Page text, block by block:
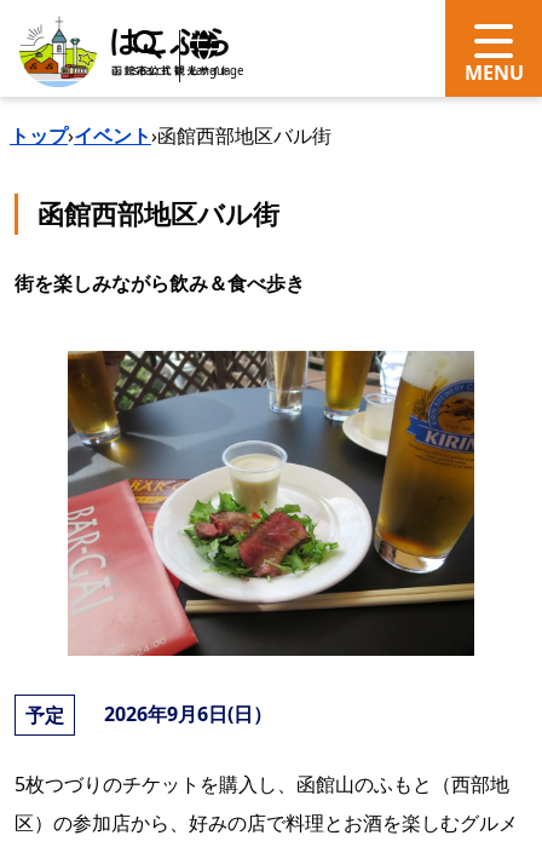
search Language
トップ›イベント›函館西部地区バル街
函館西部地区バル街
街を楽しみながら飲み＆食べ歩き
予定 2026年9月6日(日）
5枚つづりのチケットを購入し、函館山のふもと（西部地
区）の参加店から、好みの店で料理とお酒を楽しむグルメ